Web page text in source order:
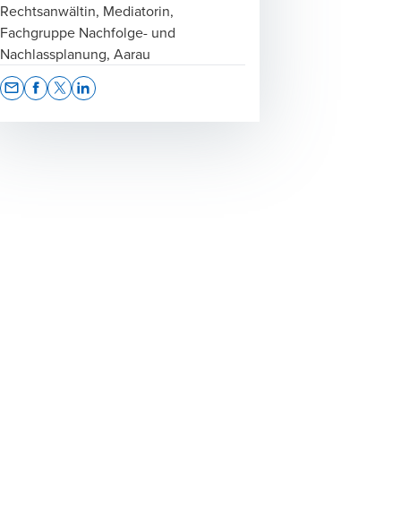
Rechtsanwältin, Mediatorin,
Fachgruppe Nachfolge- und
Nachlassplanung, Aarau